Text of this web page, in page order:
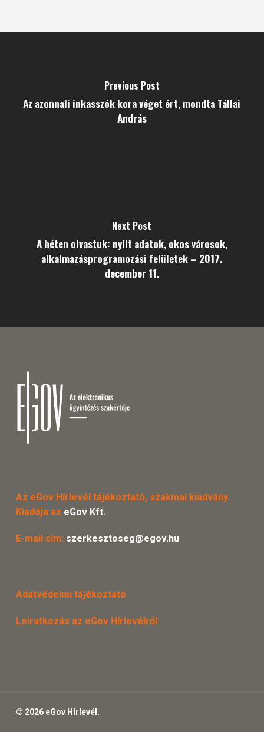
Previous Post
Az azonnali inkasszók kora véget ért, mondta Tállai
András
Next Post
A héten olvastuk: nyílt adatok, okos városok,
alkalmazásprogramozási felületek – 2017.
december 11.
Az eGov Hírlevél tájékoztató, szakmai kiadvány.
Kiadója az eGov Kft.
E-mail cím: szerkesztoseg@egov.hu
Adatvédelmi tájékoztató
Leiratkozás az eGov Hírlevélről
© 2026 eGov Hírlevél.